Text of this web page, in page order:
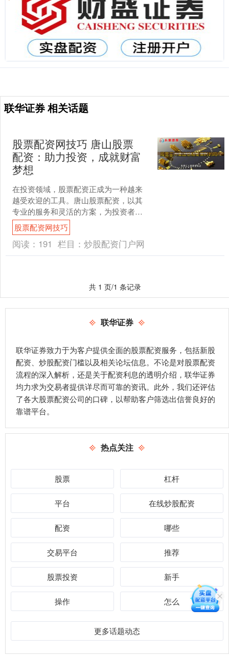
联华证券 相关话题
股票配资网技巧 唐山股票
配资：助力投资，成就财富
梦想
在投资领域，股票配资正成为一种越来
越受欢迎的工具。唐山股票配资，以其
专业的服务和灵活的方案，为投资者提
供了助力投资、成就财富梦想的契机。
配资资金可以帮助投资者....
股票配资网技巧
阅读： 191 栏目： 炒股配资门户网
共 1 页/1 条记录
联华证券
联华证券致力于为客户提供全面的股票配资服务，包括新股
配资、炒股配资门槛以及相关论坛信息。不论是对股票配资
流程的深入解析，还是关于配资利息的透明介绍，联华证券
均力求为交易者提供详尽而可靠的资讯。此外，我们还评估
了各大股票配资公司的口碑，以帮助客户筛选出信誉良好的
靠谱平台。
热点关注
股票 杠杆
平台 在线炒股配资
配资 哪些
交易平台 推荐
股票投资 新手
操作 怎么
更多话题动态